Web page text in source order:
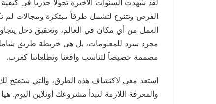
الفرص وتتنوع لتشمل طرقاً مبتكرة ومجالات
العمل من أي مكان في العالم، وتحقيق دخل
مصممة خصيصاً لتناسب واقعنا وتطلعاتنا كعرب.
استعد معي لاكتشاف هذه الطرق، والتي ستفتح لك
والمعرفة اللازمة لتبدأ مشروعك أونلاين اليوم.